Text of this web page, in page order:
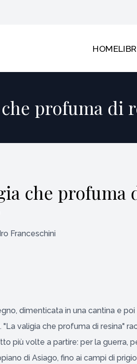
HOME
profuma di
che profuma
Franceschini
dimenticata in una cantina e
"La valigia che profuma di resina"
più volte a partire: per la guerra,
di Asiago, fino ai campi di